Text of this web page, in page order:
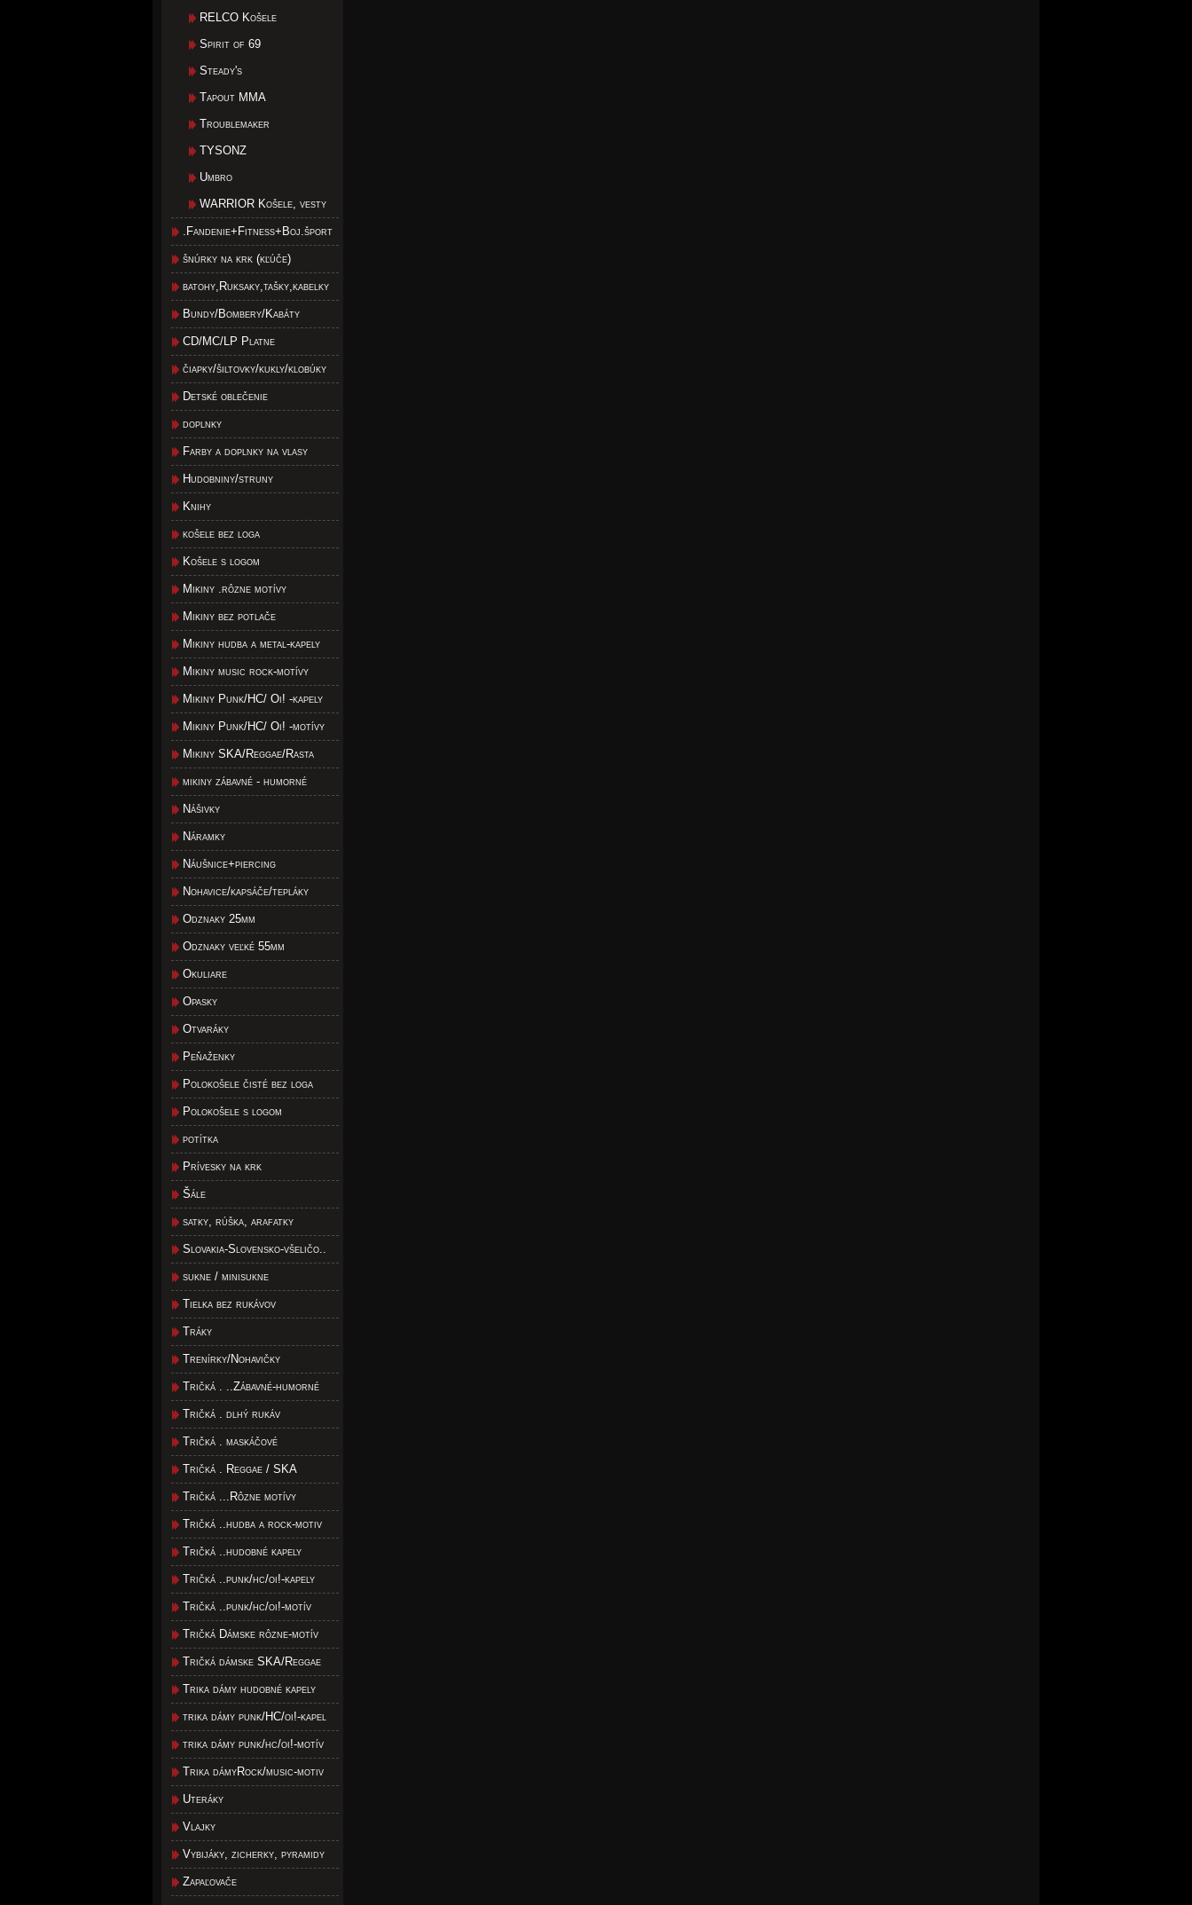
RELCO Košele
Spirit of 69
Steady's
Tapout MMA
Troublemaker
TYSONZ
Umbro
WARRIOR Košele, vesty
.Fandenie+Fitness+Boj.šport
šnúrky na krk (kľúče)
batohy,Ruksaky,tašky,kabelky
Bundy/Bombery/Kabáty
CD/MC/LP Platne
čiapky/šiltovky/kukly/klobúky
Detské oblečenie
doplnky
Farby a doplnky na vlasy
Hudobniny/struny
Knihy
košele bez loga
Košele s logom
Mikiny .rôzne motívy
Mikiny bez potlače
Mikiny hudba a metal-kapely
Mikiny music rock-motívy
Mikiny Punk/HC/ Oi! -kapely
Mikiny Punk/HC/ Oi! -motívy
Mikiny SKA/Reggae/Rasta
mikiny zábavné - humorné
Nášivky
Náramky
Náušnice+piercing
Nohavice/kapsáče/tepláky
Odznaky 25mm
Odznaky veľké 55mm
Okuliare
Opasky
Otvaráky
Peňaženky
Polokošele čisté bez loga
Polokošele s logom
potítka
Prívesky na krk
Šále
satky, rúška, arafatky
Slovakia-Slovensko-všeličo..
sukne / minisukne
Tielka bez rukávov
Tráky
Trenírky/Nohavičky
Tričká . ..Zábavné-humorné
Tričká . dlhý rukáv
Tričká . maskáčové
Tričká . Reggae / SKA
Tričká ...Rôzne motívy
Tričká ..hudba a rock-motiv
Tričká ..hudobné kapely
Tričká ..punk/hc/oi!-kapely
Tričká ..punk/hc/oi!-motív
Tričká Dámske rôzne-motív
Tričká dámske SKA/Reggae
Trika dámy hudobné kapely
trika dámy punk/HC/oi!-kapel
trika dámy punk/hc/oi!-motív
Trika dámyRock/music-motiv
Uteráky
Vlajky
Vybijáky, zicherky, pyramidy
Zapaľovače